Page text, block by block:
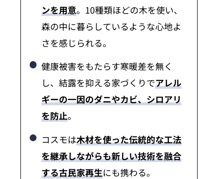
ンを用意。10種類ほどの木を使い、
森の中に暮らしているような心地よ
さを感じられる。
健康被害をもたらす寒暖差を無く
し、結露を抑える家づくりでアレル
ギーの一因のダニやカビ、シロアリ
を防止。
コスモは木材を使った伝統的な工法
を継承しながらも新しい技術を融合
する古民家再生にも携わる。